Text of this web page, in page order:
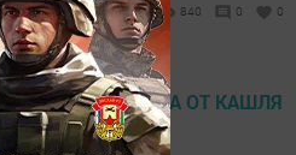
840 0 0